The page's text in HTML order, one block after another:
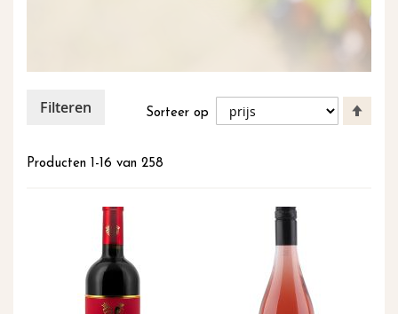
Producten 1-16 van 258
Sorteer op
hoog
Filteren